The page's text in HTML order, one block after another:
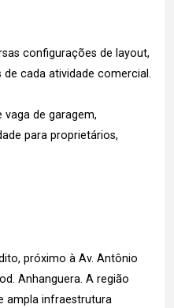
configurações de layout,
cada atividade comercial.
de garagem,
para proprietários,
próximo à Av. Antônio
Anhanguera. A região
ampla infraestrutura